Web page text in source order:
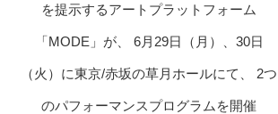
を提示するアートプラットフォーム
「MODE」が、 6月29日（月）、30日
（火）に東京/赤坂の草月ホールにて、 2つ
のパフォーマンスプログラムを開催